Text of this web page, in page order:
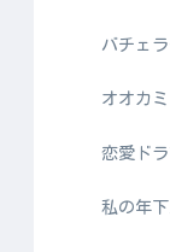
バチェ
オオカ
恋愛ド
私の年